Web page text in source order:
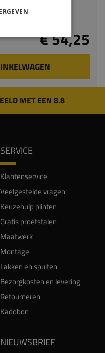
€ 54,25
MET EEN 8.8
SERVICE
Klantenservice
Veelgestelde vragen
Keuzehulp plinten
Gratis proefstalen
Maatwerk
Montage
Lakken en spuiten
Bezorgkosten en levering
Retourneren
Kadobon
NIEUWSBRIEF